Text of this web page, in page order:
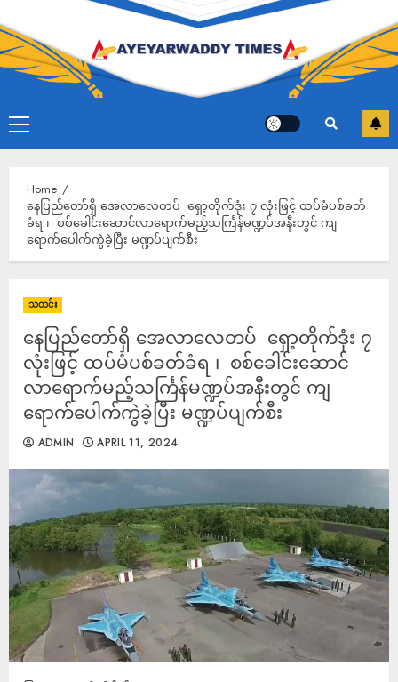
ပြည်သူနှင့်အတူ ရပ်တည်နေသည့် လွတ်လပ်သောသတင်းဌာန
Ayeyarwaddy Times ဆက်လက်ရှင်သန်ရပ်တည်နိုင်ရန်
သင်၏ကူညီထောက်ပံ့မှု အထူးလိုအပ်နေပါသည်။
မြန်မာပြည်သူလူထုထံ တိကျမှန်ကန်သောသတင်းများ
ဆက်လက်ပေးပို့နိုင်ရန် ကျေးဇူးပြု၍ Ayeyarwaddy Times
ကို ကူညီပါ။
Donate Now
Home
နေပြည်တော်ရှိ အေလာလေတပ် ရှော့တိုက်ဒုံး ၇ လုံးဖြင့် ထပ်မံပစ်ခတ်
ခံရ ၊ စစ်ခေါင်းဆောင်လာရောက်မည့်သင်္ကြန်မဏ္ဍပ်အနီးတွင် ကျ
ရောက်ပေါက်ကွဲခဲ့ပြီး မဏ္ဍပ်ပျက်စီး
သတင်း
နေပြည်တော်ရှိ အေလာလေတပ် ရှော့တိုက်ဒုံး ၇
လုံးဖြင့် ထပ်မံပစ်ခတ်ခံရ ၊ စစ်ခေါင်းဆောင်
လာရောက်မည့်သင်္ကြန်မဏ္ဍပ်အနီးတွင် ကျ
ရောက်ပေါက်ကွဲခဲ့ပြီး မဏ္ဍပ်ပျက်စီး
ADMIN APRIL 11, 2024